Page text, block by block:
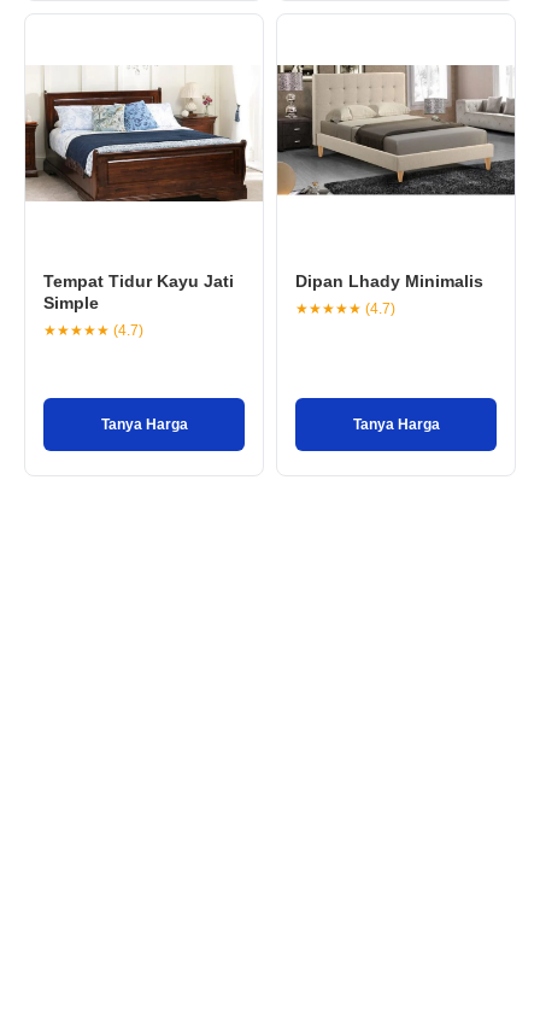
Tempat Tidur Kayu Jati
Simple
★★★★★ (4.7)
Tanya Harga
Dipan Lhady Minimalis
★★★★★ (4.7)
Tanya Harga